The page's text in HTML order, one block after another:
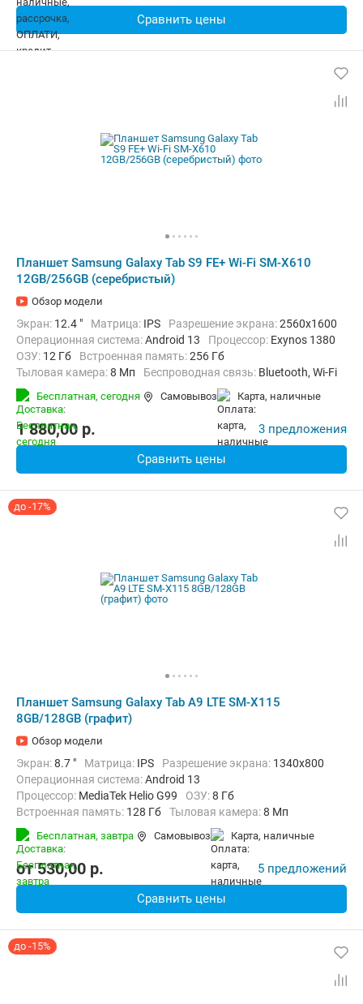
Сравнить цены
Планшет Samsung Galaxy Tab S9 FE+ Wi-Fi SM-X610
12GB/256GB (серебристый)
Обзор модели
Экран: 12.4 " Матрица: IPS Разрешение экрана:2560x1600
Операционная система:Android 13 Процессор: Exynos 1380
ОЗУ: 12 Гб Встроенная память:256 Гб
Тыловая камера:8 Мп Беспроводная связь: Bluetooth, Wi-Fi
Комплектация:
627 г
Бесплатная, сегодня Самовывоз карта, наличные
1 880,00 p. 3 предложения
Сравнить цены
до -17%
Планшет Samsung Galaxy Tab A9 LTE SM-X115
8GB/128GB (графит)
Обзор модели
Экран:8.7 " Матрица: IPS Разрешение экрана: 1340x800
Операционная система:Android 13
Процессор: MediaTek Helio G99 ОЗУ:8 Гб
Встроенная память: 128 Гб Тыловая камера:8 Мп
Беспроводная связь:
4G (LTE), Bluetooth, Wi-Fi
Бесплатная, завтра Самовывоз карта, наличные
от530,00 p. 5 предложений
Сравнить цены
до -15%